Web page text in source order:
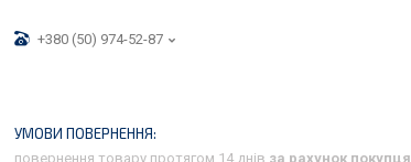
+380 (50) 974-52-87
повернення товару протягом 14 днів за рахунок покупця